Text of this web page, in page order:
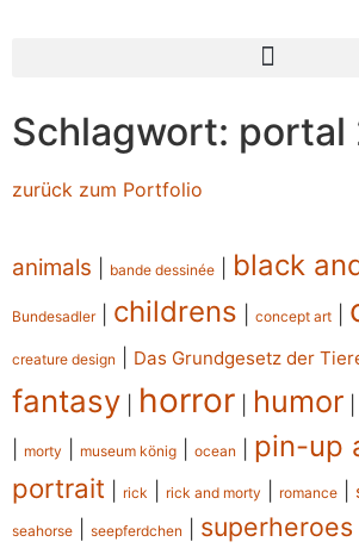
Schlagwort: portal
zurück zum Portfolio
animals bande dessinée black
Bundesadler| childrens concept art
creature design Das Grundgesetz der
fantasy horror humor
morty museum könig ocean pin-up
portrait rick rick and morty romance
seahorse seepferdchen superheroes